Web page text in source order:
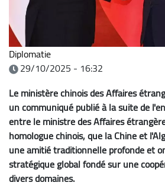
Diplomatie
29/10/2025 - 16:32
Le ministère chinois des Affaires
un communiqué publié à la suite de
entre le ministre des Affaires
homologue chinois, que la Chine et
une amitié traditionnelle profonde et
stratégique global fondé sur une
divers domaines.